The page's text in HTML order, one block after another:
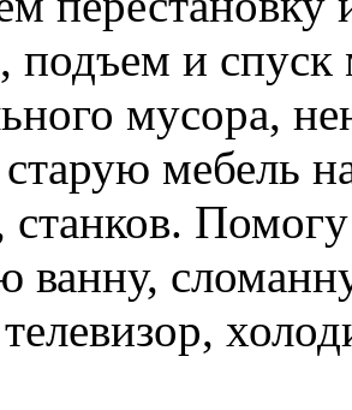
подъем и спуск
мусора,
мебель
станков.
ванну,